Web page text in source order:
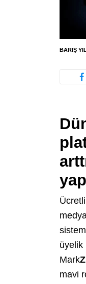
BARIŞ
üyelik
Mark
mavi